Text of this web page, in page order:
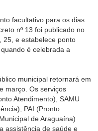
facultativo para os dias
nº 13 foi publicado no
25, e estabelece ponto
é celebrada a
municipal retornará em
março. Os serviços
Atendimento), SAMU
PAI (Pronto
de Araguaína)
assistência de saúde e